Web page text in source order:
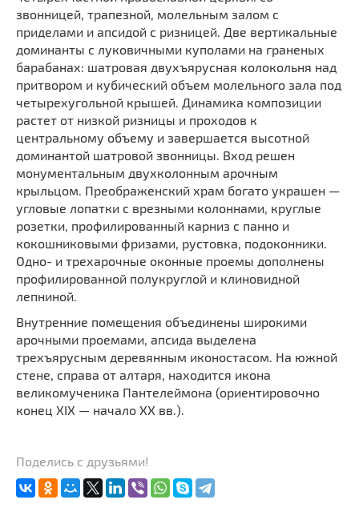
звонницей, трапезной, молельным залом с
приделами и апсидой с ризницей. Две вертикальные
доминанты с луковичными куполами на граненых
барабанах: шатровая двухъярусная колокольня над
притвором и кубический объем молельного зала под
четырехугольной крышей. Динамика композиции
растет от низкой ризницы и проходов к
центральному объему и завершается высотной
доминантой шатровой звонницы. Вход решен
монументальным двухколонным арочным
крыльцом. Преображенский храм богато украшен —
угловые лопатки с врезными колоннами, круглые
розетки, профилированный карниз с панно и
кокошниковыми фризами, рустовка, подоконники.
Одно- и трехарочные оконные проемы дополнены
профилированной полукруглой и клиновидной
лепниной.
Внутренние помещения объединены широкими
арочными проемами, апсида выделена
трехъярусным деревянным иконостасом. На южной
стене, справа от алтаря, находится икона
великомученика Пантелеймона (ориентировочно
конец XIX — начало XX вв.).
Поделись с друзьями!